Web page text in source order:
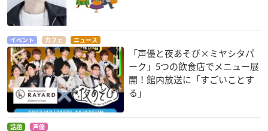
イベント カフェ ニュース
「声優と夜あそび×ミヤシタパ
ーク」5つの飲食店でメニュー展
開！館内放送に「すごいことす
る」
話題 声優